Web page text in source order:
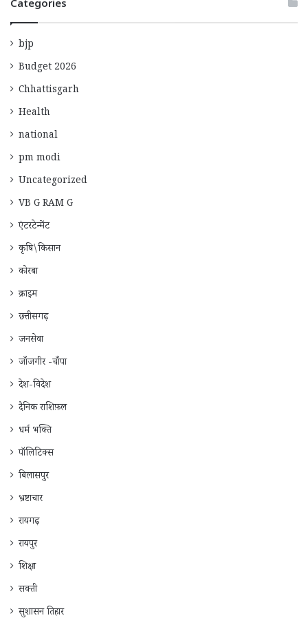
Categories
bjp
Budget 2026
Chhattisgarh
Health
national
pm modi
Uncategorized
VB G RAM G
एंटरटेन्मेंट
कृषि\किसान
कोरबा
क्राइम
छत्तीसगढ़
जनसेवा
जाँजगीर -चाँपा
देश-विदेश
दैनिक राशिफ़ल
धर्म भक्ति
पॉलिटिक्स
बिलासपुर
भ्रष्टाचार
रायगढ़
रायपुर
शिक्षा
सक्ती
सुशासन तिहार